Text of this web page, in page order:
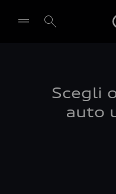
Scegli
auto